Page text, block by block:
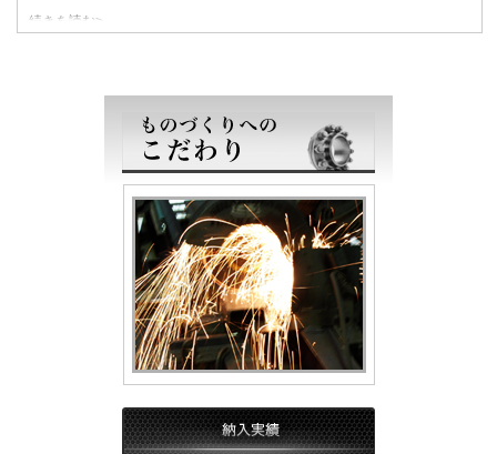
続きを読む>